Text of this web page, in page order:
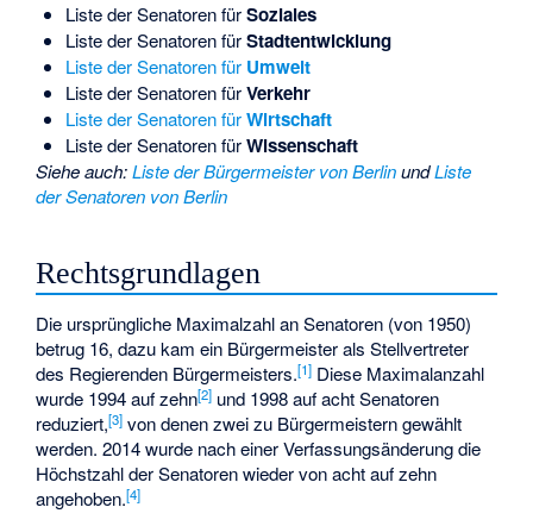
Liste der Senatoren fürSoziales
Liste der Senatoren fürStadtentwicklung
Liste der Senatoren für Umwelt
Liste der Senatoren fürVerkehr
Liste der Senatoren fürWirtschaft
Liste der Senatoren fürWissenschaft
Siehe auch:Liste der Bürgermeister von BerlinundListe
der Senatoren von Berlin
Rechtsgrundlagen
Die ursprüngliche Maximalzahl an Senatoren (von 1950)
betrug 16, dazu kam ein Bürgermeister als Stellvertreter
des Regierenden Bürgermeisters.[1] Diese Maximalanzahl
wurde 1994 auf zehn[2] und 1998 auf acht Senatoren
reduziert,[3] von denen zwei zu Bürgermeistern gewählt
werden. 2014 wurde nach einer Verfassungsänderung die
Höchstzahl der Senatoren wieder von acht auf zehn
angehoben.[4]